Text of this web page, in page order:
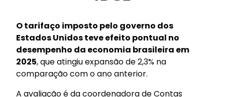
O tarifaço imposto pelo governo dos
Estados Unidos teve efeito pontual no
desempenho da economia brasileira em
2025, que atingiu expansão de 2,3% na
comparação com o ano anterior.
A avaliação é da coordenadora de Contas